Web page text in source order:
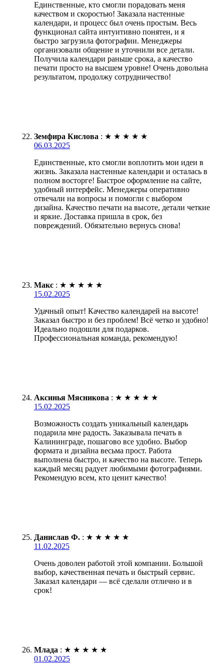
Единственные, кто смогли порадовать меня
качеством и скоростью! Заказала настенные
календари, и процесс был очень простым. Весь
функционал сайта интуитивно понятен, и я
быстро загрузила фотографии. Менеджеры
организовали общение и уточнили все детали.
Получила календари раньше срока, а качество
печати просто на высшем уровне! Очень довольна
результатом, продолжу сотрудничество!
Земфира Кислова : ★ ★ ★ ★ ★
06.03.2025
Единственные, кто смогли воплотить мои идеи в
жизнь. Заказала настенные календари и осталась в
полном восторге! Быстрое оформление на сайте,
удобный интерфейс. Менеджеры оперативно
отвечали на вопросы и помогли с выбором
дизайна. Качество печати на высоте, детали четкие
и яркие. Доставка пришла в срок, без
повреждений. Обязательно вернусь снова!
Макс : ★ ★ ★ ★ ★
15.02.2025
Удачный опыт! Качество календарей на высоте!
Заказал быстро и без проблем! Всё четко и удобно!
Идеально подошли для подарков.
Профессиональная команда, рекомендую!
Аксинья Мясникова : ★ ★ ★ ★ ★
15.02.2025
Возможность создать уникальный календарь
подарила мне радость. Заказывала печать в
Калининграде, пошагово все удобно. Выбор
формата и дизайна весьма прост. Работа
выполнена быстро, и качество на высоте. Теперь
каждый месяц радует любимыми фотографиями.
Рекомендую всем, кто ценит качество!
Данислав Ф. : ★ ★ ★ ★ ★
11.02.2025
Очень доволен работой этой компании. Большой
выбор, качественная печать и быстрый сервис.
Заказал календари — всё сделали отлично и в
срок!
Млада : ★ ★ ★ ★ ★
01.02.2025